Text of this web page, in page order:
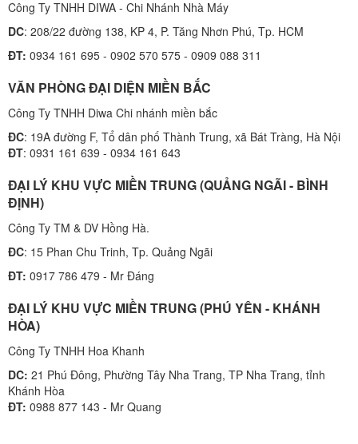
Công Ty TNHH DIWA - Chi Nhánh Nhà Máy
DC: 208/22 đường 138, KP 4, P. Tăng Nhơn Phú, Tp. HCM
ĐT: 0934 161 695 - 0902 570 575 - 0909 088 311
VĂN PHÒNG ĐẠI DIỆN MIỀN BẮC
Công Ty TNHH Diwa Chi nhánh miền bắc
ĐC: 19A đường F, Tổ dân phố Thành Trung, xã Bát Tràng, Hà Nội
ĐT: 0931 161 639 - 0934 161 643
ĐẠI LÝ KHU VỰC MIỀN TRUNG (QUẢNG NGÃI - BÌNH
ĐỊNH)
Công Ty TM & DV Hồng Hà.
ĐC: 15 Phan Chu Trinh, Tp. Quảng Ngãi
ĐT: 0917 786 479 - Mr Đáng
ĐẠI LÝ KHU VỰC MIỀN TRUNG (PHÚ YÊN - KHÁNH
HÒA)
Công Ty TNHH Hoa Khanh
DC: 21 Phú Đông, Phường Tây Nha Trang, TP Nha Trang, tỉnh
Khánh Hòa
ĐT: 0988 877 143 - Mr Quang